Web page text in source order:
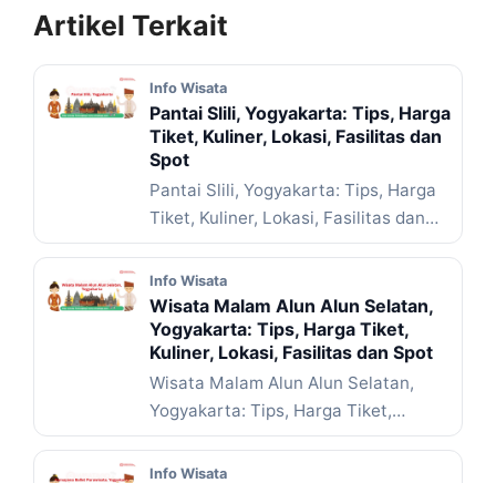
Artikel Terkait
Info Wisata
Pantai Slili, Yogyakarta: Tips, Harga
Tiket, Kuliner, Lokasi, Fasilitas dan
Spot
Pantai Slili, Yogyakarta: Tips, Harga
Tiket, Kuliner, Lokasi, Fasilitas dan
Spot – Pernah nggak sih ... Baca
Selengkapnya
Info Wisata
Wisata Malam Alun Alun Selatan,
Yogyakarta: Tips, Harga Tiket,
Kuliner, Lokasi, Fasilitas dan Spot
Wisata Malam Alun Alun Selatan,
Yogyakarta: Tips, Harga Tiket,
Kuliner, Lokasi, Fasilitas dan Spot – ...
Baca Selengkapnya
Info Wisata